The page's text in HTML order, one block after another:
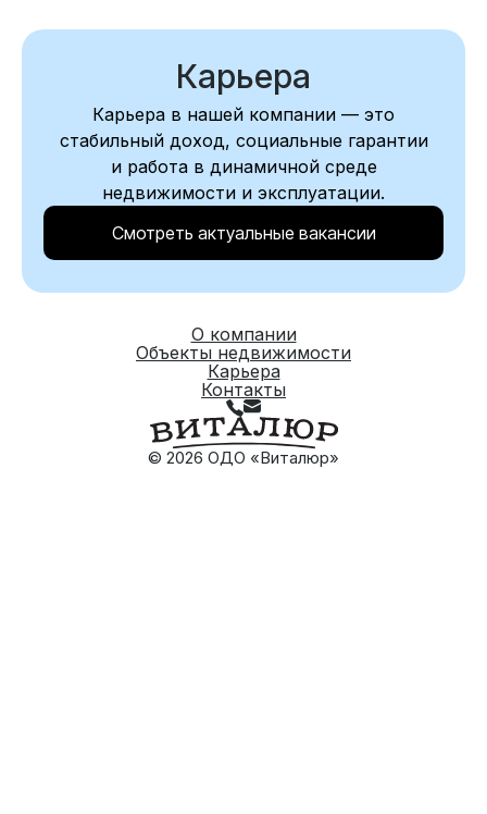
Карьера
Карьера в нашей компании — это
стабильный доход, социальные гарантии
и работа в динамичной среде
недвижимости и эксплуатации.
Смотреть актуальные вакансии
© 2026 ОДО «Виталюр»
О компании
Объекты недвижимости
Карьера
Контакты